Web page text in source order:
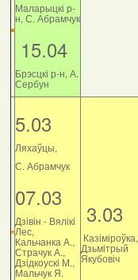
Маларыцкі р-
н, С. Абрамчук
15.04
Брэсцкі р-н, А.
Сербун
5.03
Ляхаўцы,
С. Абрамчук
07.03
Дзiвiн - Вялiкi
Лес,
Кальчанка А.,
Страчук А.,
Дзiдкоускi М.,
Мальчук Я.
3.03
Казіміроўка,
Дзьмітрый
Якубовіч